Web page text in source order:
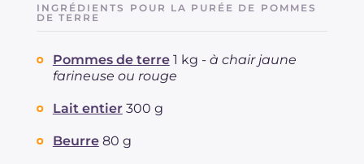
INGRÉDIENTS POUR LA PURÉE DE POMMES
DE TERRE
Pommes de terre 1 kg - à chair jaune
farineuse ou rouge
Lait entier 300 g
Beurre 80 g